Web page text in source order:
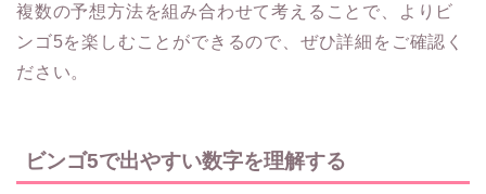
複数の予想方法を組み合わせて考えることで、よりビ
ンゴ5を楽しむことができるので、ぜひ詳細をご確認く
ださい。
ビンゴ5で出やすい数字を理解する